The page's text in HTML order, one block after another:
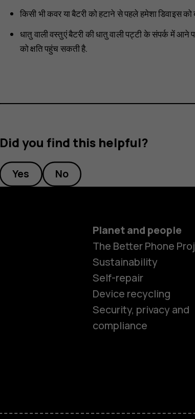
किसी भी कवर या बैटरी को हटाने से पहले हमेशा डिवाइस
धातु वाली वस्तुएं बैटरी की धातु वाली पट्टी के संपर्क में
को क्षति पहुंच सकती है.
Did you find this helpful?
Yes No
Planet and people
The Better Phone
Sustainability
Self-repair
Device recycling
Security, privacy and
compliance